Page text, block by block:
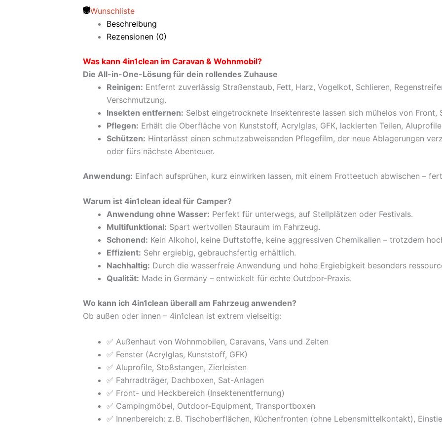
Wunschliste
Beschreibung
Rezensionen (0)
Was kann 4in1clean im Caravan & Wohnmobil?
Die All-in-One-Lösung für dein rollendes Zuhause
Reinigen: Entfernt zuverlässig Straßenstaub, Fett, Harz, Vogelkot, Schlieren,
Verschmutzung.
Insekten entfernen: Selbst eingetrocknete Insektenreste lassen sich mühelos von Front,
Pflegen: Erhält die Oberfläche von Kunststoff, Acrylglas, GFK, lackierten Teilen,
Schützen: Hinterlässt einen schmutzabweisenden Pflegefilm, der neue Ablagerungen
oder fürs nächste Abenteuer.
Anwendung: Einfach aufsprühen, kurz einwirken lassen, mit einem Frotteetuch abwischen –
Warum ist 4in1clean ideal für Camper?
Anwendung ohne Wasser: Perfekt für unterwegs, auf Stellplätzen oder Festivals.
Multifunktional: Spart wertvollen Stauraum im Fahrzeug.
Schonend: Kein Alkohol, keine Duftstoffe, keine aggressiven Chemikalien – trotzdem
Effizient: Sehr ergiebig, gebrauchsfertig erhältlich.
Nachhaltig: Durch die wasserfreie Anwendung und hohe Ergiebigkeit besonders
Qualität: Made in Germany – entwickelt für echte Outdoor-Praxis.
Wo kann ich 4in1clean überall am Fahrzeug anwenden?
Ob außen oder innen – 4in1clean ist extrem vielseitig:
✅ Außenhaut von Wohnmobilen, Caravans, Vans und Zelten
✅ Fenster (Acrylglas, Kunststoff, GFK)
✅ Aluprofile, Stoßstangen, Zierleisten
✅ Fahrradträger, Dachboxen, Sat-Anlagen
✅ Front- und Heckbereich (Insektenentfernung)
✅ Campingmöbel, Outdoor-Equipment, Transportboxen
✅ Innenbereich: z. B. Tischoberflächen, Küchenfronten (ohne Lebensmittelkontakt),